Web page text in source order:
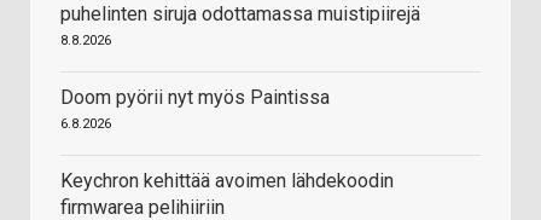
puhelinten siruja odottamassa muistipiirejä
8.8.2026
Doom pyörii nyt myös Paintissa
6.8.2026
Keychron kehittää avoimen lähdekoodin
firmwarea pelihiiriin